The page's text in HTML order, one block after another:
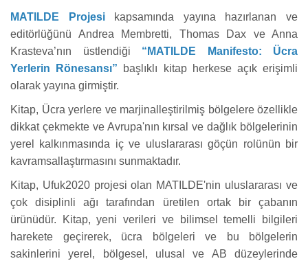
MATILDE Projesikapsamında yayına hazırlanan ve
editörlüğünü Andrea Membretti, Thomas Dax ve Anna
Krasteva’nın üstlendiği “MATILDE Manifesto: Ücra
Yerlerin Rönesansı”
başlıklı kitap herkese açık erişimli
olarak yayına girmiştir.
Kitap, Ücra yerlere ve marjinalleştirilmiş bölgelere özellikle
dikkat çekmekte ve Avrupa'nın kırsal ve dağlık bölgelerinin
yerel kalkınmasında iç ve uluslararası göçün rolünün bir
kavramsallaştırmasını sunmaktadır.
Kitap, Ufuk2020 projesi olan MATILDE'nin uluslararası ve
çok disiplinli ağı tarafından üretilen ortak bir çabanın
ürünüdür. Kitap, yeni verileri ve bilimsel temelli bilgileri
harekete geçirerek, ücra bölgeleri ve bu bölgelerin
sakinlerini yerel, bölgesel, ulusal ve AB düzeylerinde